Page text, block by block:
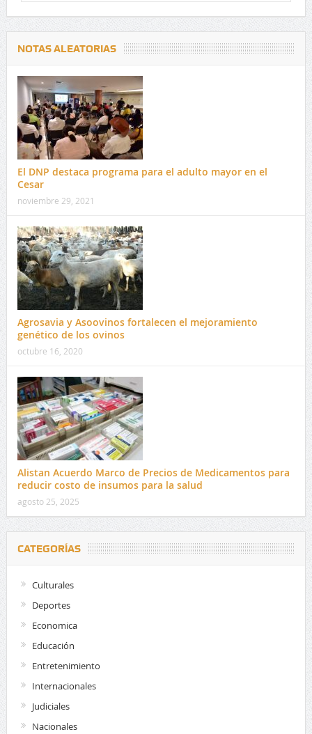
NOTAS ALEATORIAS
El DNP destaca programa para el adulto mayor en el
Cesar
noviembre 29, 2021
Agrosavia y Asoovinos fortalecen el mejoramiento
genético de los ovinos
octubre 16, 2020
Alistan Acuerdo Marco de Precios de Medicamentos para
reducir costo de insumos para la salud
agosto 25, 2025
CATEGORÍAS
Culturales
Deportes
Economica
Educación
Entretenimiento
Internacionales
Judiciales
Nacionales